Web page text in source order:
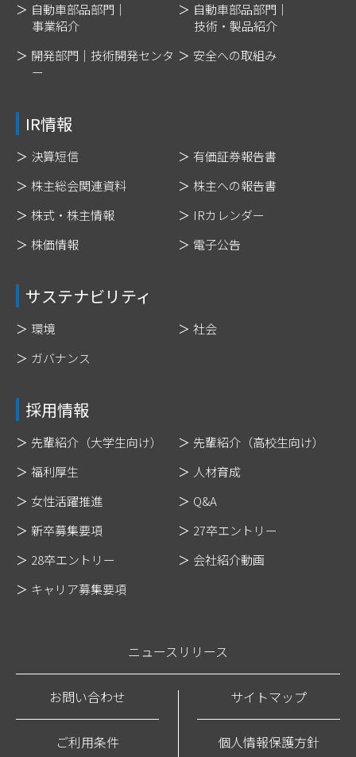
自動車部品部門｜
事業紹介
自動車部品部門｜
技術・製品紹介
開発部門｜技術開発センタ
ー
安全への取組み
IR情報
決算短信
有価証券報告書
株主総会関連資料
株主への報告書
株式・株主情報
IRカレンダー
株価情報
電子公告
サステナビリティ
環境
社会
ガバナンス
採用情報
先輩紹介（大学生向け）
先輩紹介（高校生向け）
福利厚生
人材育成
女性活躍推進
Q&A
新卒募集要項
27卒エントリー
28卒エントリー
会社紹介動画
キャリア募集要項
ニュースリリース
お問い合わせ サイトマップ
ご利用条件 個人情報保護方針